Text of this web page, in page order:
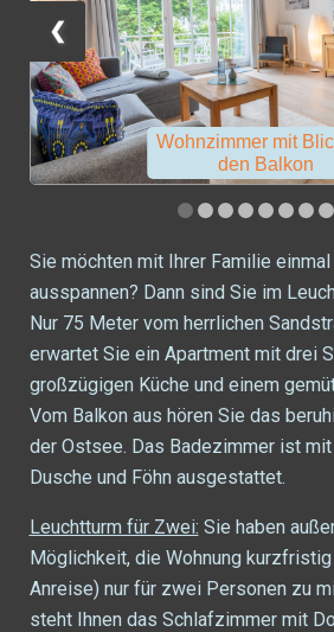
Wohnzimmer mit
den Balkon
❮
Sie möchten mit Ihrer Familie
ausspannen? Dann sind Sie im
Nur 75 Meter vom herrlichen
erwartet Sie ein Apartment mit drei
großzügigen Küche und einem
Vom Balkon aus hören Sie das
der Ostsee. Das Badezimmer ist
Dusche und Föhn ausgestattet.
Leuchtturm für Zwei: Sie haben
Möglichkeit, die Wohnung
Anreise) nur für zwei Personen zu
steht Ihnen das Schlafzimmer mit